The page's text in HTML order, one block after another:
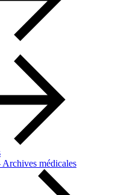
médicales